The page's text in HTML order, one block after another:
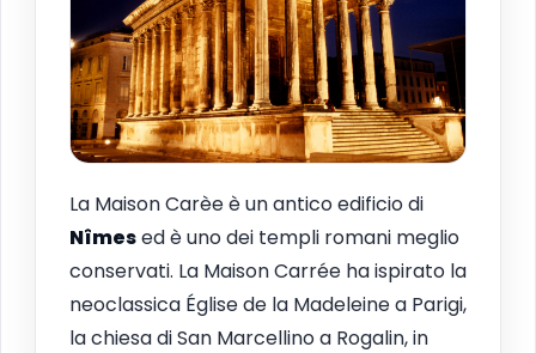
La Maison Carèe è un antico edificio di
Nîmesed è uno dei templi romani meglio
conservati. La Maison Carrée ha ispirato la
neoclassica Église de la Madeleine a Parigi,
la chiesa di San Marcellino a Rogalin, in